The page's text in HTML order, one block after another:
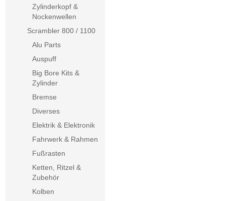
Zylinderkopf &
Nockenwellen
Scrambler 800 / 1100
Alu Parts
Auspuff
Big Bore Kits &
Zylinder
Bremse
Diverses
Elektrik & Elektronik
Fahrwerk & Rahmen
Fußrasten
Ketten, Ritzel &
Zubehör
Kolben